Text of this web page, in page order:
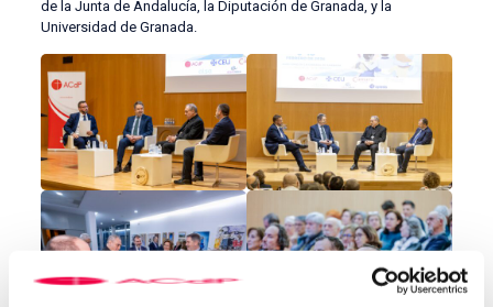
de la Junta de Andalucía, la Diputación de Granada, y la
Universidad de Granada.